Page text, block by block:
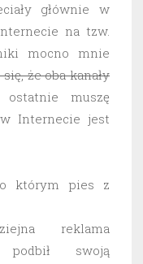
głównie w
na tzw.
mocno mnie
że oba kanały
muszę
Internecie jest
o którym pies z
reklama
swoją